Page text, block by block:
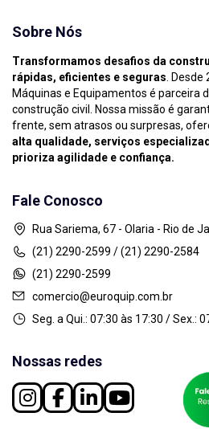
Sobre Nós
Transformamos desafios da
rápidas, eficientes e seguras. Desde
Máquinas e Equipamentos é parceira
construção civil. Nossa missão é
frente, sem atrasos ou surpresas,
alta qualidade, serviços
prioriza agilidade e confiança.
Fale Conosco
Rua Sariema, 67 - Olaria - Rio de
(21) 2290-2599 / (21) 2290-2584
(21) 2290-2599
comercio@euroquip.com.br
Seg. a Qui.: 07:30 às 17:30 / Sex.:
Nossas redes